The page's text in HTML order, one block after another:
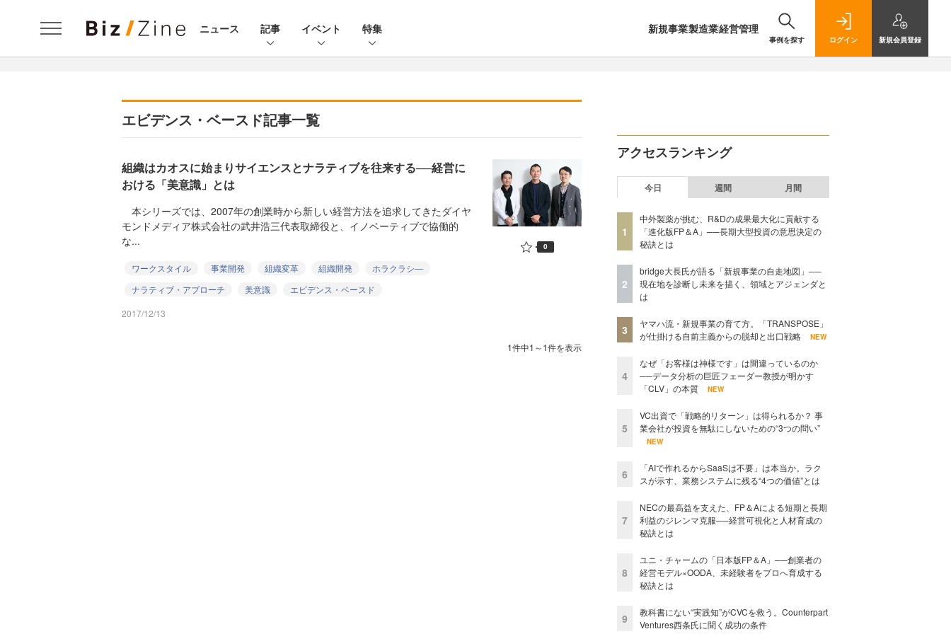
ニュース 記事 イベント 特集 新規事業製造業経営管理
事例を探す ログイン 新規会員登録
エビデンス・ベースド記事一覧
組織はカオスに始まりサイエンスとナラティブを往来する──経営に
おける「美意識」とは
本シリーズでは、2007年の創業時から新しい経営方法を追求してきたダイヤ
モンドメディア株式会社の武井浩三代表取締役と、イノベーティブで協働的
な...
ワークスタイル 事業開発 組織変革 組織開発
ホラクラシ―
ナラティブ・アプローチ
美意識
エビデンス・ベースド
2017/12/13
0
1件中1～1件を表示
アクセスランキング
今日 週間 月間
1
中外製薬が挑む、R&Dの成果最大化に貢献する
「進化版FP＆A」──長期大型投資の意思決定の
秘訣とは
2
bridge大長氏が語る「新規事業の自走地図」──
現在地を診断し未来を描く、領域とアジェンダと
は
3
ヤマハ流・新規事業の育て方。「TRANSPOSE」
が仕掛ける自前主義からの脱却と出口戦略
NEW
4
なぜ「お客様は神様です」は間違っているのか
──データ分析の巨匠フェーダー教授が明かす
「CLV」の本質
NEW
5
VC出資で「戦略的リターン」は得られるか？ 事
業会社が投資を無駄にしないための“3つの問い”
NEW
6
「AIで作れるからSaaSは不要」は本当か。ラク
スが示す、業務システムに残る“4つの価値”とは
7
NECの最高益を支えた、FP＆Aによる短期と長期
利益のジレンマ克服──経営可視化と人材育成の
秘訣とは
8
ユニ・チャームの「日本版FP＆A」──創業者の
経営モデル×OODA、未経験者をプロへ育成する
秘訣とは
9
教科書にない“実践知”がCVCを救う。Counterpart
Ventures西条氏に聞く成功の条件